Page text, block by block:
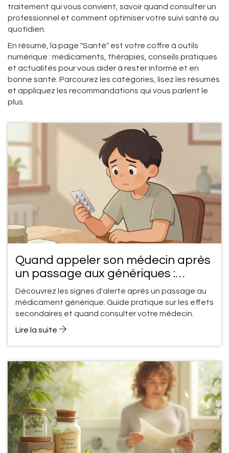
traitement qui vous convient, savoir quand consulter un
professionnel et comment optimiser votre suivi santé au
quotidien.
En résumé, la page "Santé" est votre coffre à outils
numérique : médicaments, thérapies, conseils pratiques
et actualités pour vous aider à rester informé et en
bonne santé. Parcourez les catégories, lisez les résumés
et appliquez les recommandations qui vous parlent le
plus.
Quand appeler son médecin après
un passage aux génériques :
signes avant-coureurs
Découvrez les signes d'alerte après un passage au
médicament générique. Guide pratique sur les effets
secondaires et quand consulter votre médecin.
Lire la suite